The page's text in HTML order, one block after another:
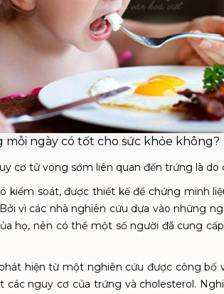
mỗi ngày có tốt cho sức khỏe không?
cơ tử vong sớm liên quan đến trứng là
kiểm soát, được thiết kế để chứng minh
vì các nhà nghiên cứu dựa vào những
họ, nên có thể một số người đã cung
hiện từ một nghiên cứu được công bố
nguy cơ của trứng và cholesterol.